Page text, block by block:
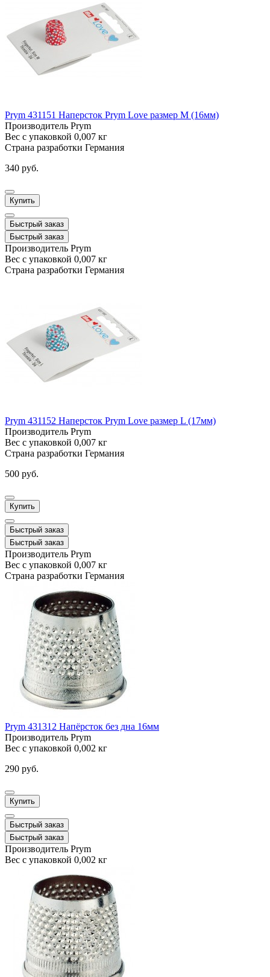
Prym 431151 Наперсток Prym Love размер M (16мм)
Производитель Prym
Вес с упаковкой 0,007 кг
Страна разработки Германия
340 руб.
Купить
Быстрый заказ
Быстрый заказ
Производитель Prym
Вес с упаковкой 0,007 кг
Страна разработки Германия
Prym 431152 Наперсток Prym Love размер L (17мм)
Производитель Prym
Вес с упаковкой 0,007 кг
Страна разработки Германия
500 руб.
Купить
Быстрый заказ
Быстрый заказ
Производитель Prym
Вес с упаковкой 0,007 кг
Страна разработки Германия
Prym 431312 Напёрсток без дна 16мм
Производитель Prym
Вес с упаковкой 0,002 кг
290 руб.
Купить
Быстрый заказ
Быстрый заказ
Производитель Prym
Вес с упаковкой 0,002 кг